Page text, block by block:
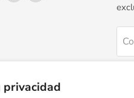
privacidad